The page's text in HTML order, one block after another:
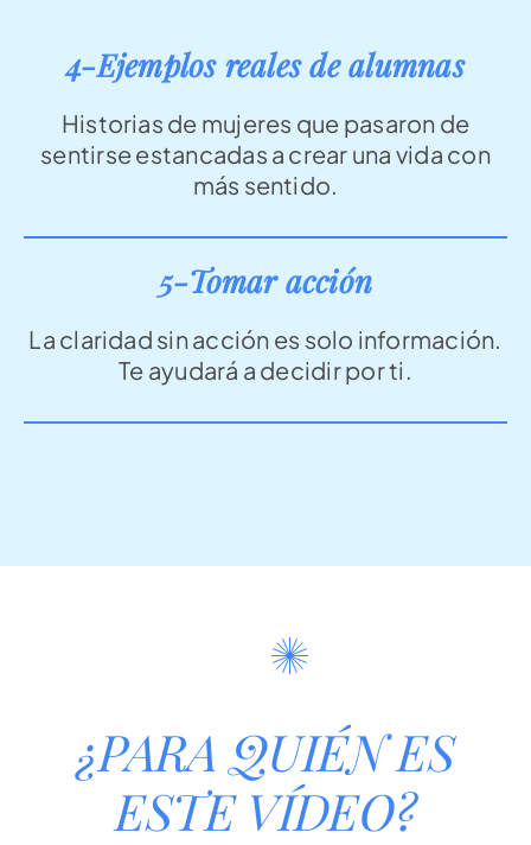
4-Ejemplos reales de alumnas
Historias de mujeres que pasaron de
sentirse estancadas a crear una vida con
más sentido.
5-Tomar acción
La claridad sin acción es solo información.
Te ayudará a decidir por ti.
¿PARA QUIÉN ES
ESTE VÍDEO?